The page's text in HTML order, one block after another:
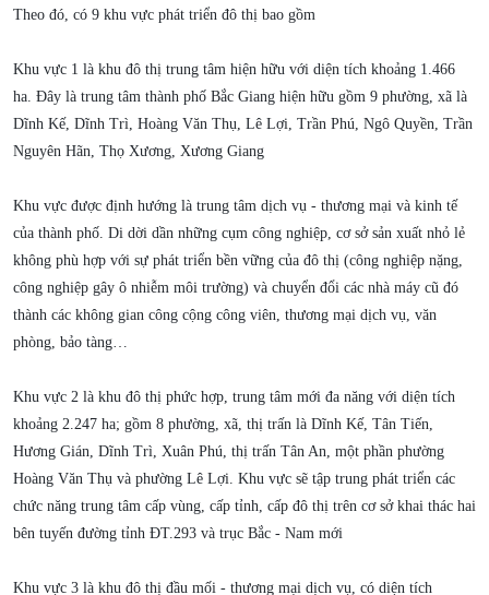
Theo đó, có 9 khu vực phát triển đô thị bao gồm
Khu vực 1 là khu đô thị trung tâm hiện hữu với diện tích khoảng 1.466
ha. Đây là trung tâm thành phố Bắc Giang hiện hữu gồm 9 phường, xã là
Dĩnh Kế, Dĩnh Trì, Hoàng Văn Thụ, Lê Lợi, Trần Phú, Ngô Quyền, Trần
Nguyên Hãn, Thọ Xương, Xương Giang
Khu vực được định hướng là trung tâm dịch vụ - thương mại và kinh tế
của thành phố. Di dời dần những cụm công nghiệp, cơ sở sản xuất nhỏ lẻ
không phù hợp với sự phát triển bền vững của đô thị (công nghiệp nặng,
công nghiệp gây ô nhiễm môi trường) và chuyển đổi các nhà máy cũ đó
thành các không gian công cộng công viên, thương mại dịch vụ, văn
phòng, bảo tàng…
Khu vực 2 là khu đô thị phức hợp, trung tâm mới đa năng với diện tích
khoảng 2.247 ha; gồm 8 phường, xã, thị trấn là Dĩnh Kế, Tân Tiến,
Hương Gián, Dĩnh Trì, Xuân Phú, thị trấn Tân An, một phần phường
Hoàng Văn Thụ và phường Lê Lợi. Khu vực sẽ tập trung phát triển các
chức năng trung tâm cấp vùng, cấp tỉnh, cấp đô thị trên cơ sở khai thác hai
bên tuyến đường tỉnh ĐT.293 và trục Bắc - Nam mới
Khu vực 3 là khu đô thị đầu mối - thương mại dịch vụ, có diện tích